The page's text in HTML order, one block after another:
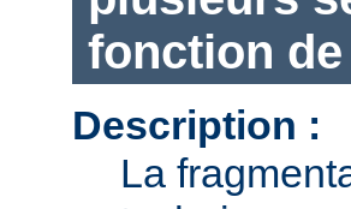
fonction
Description :
La